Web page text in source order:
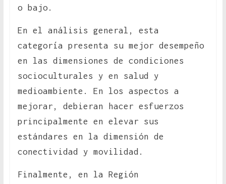
o bajo.
En el análisis general, esta
categoría presenta su mejor desempeño
en las dimensiones de condiciones
socioculturales y en salud y
medioambiente. En los aspectos a
mejorar, debieran hacer esfuerzos
principalmente en elevar sus
estándares en la dimensión de
conectividad y movilidad.
Finalmente, en la Región